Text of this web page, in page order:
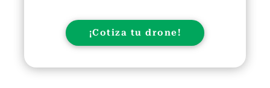
¡Cotiza tu drone!